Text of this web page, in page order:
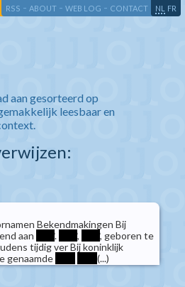
RSS - ABOUT - WEB LOG - CONTACT NL FR
aan gesorteerd op
leesbaar en
Bekendmakingen Bij
aan
. ,
, geboren te
tijdig ver Bij koninklijk
genaamde
(...)